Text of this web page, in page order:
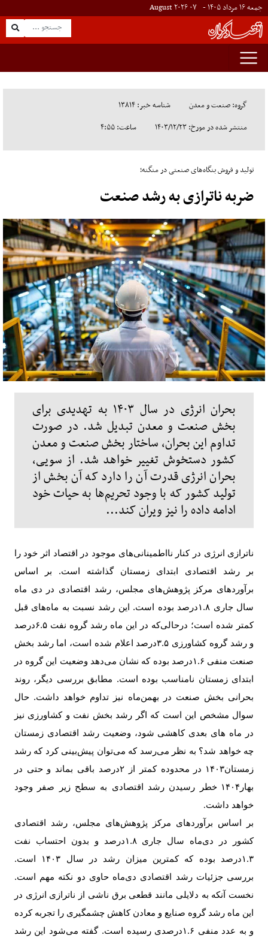
جمعه ۱۶ مرداد ۱۴۰۵ - ۰۷۲۰۲۶
گروه: صنعت و معدن
شناسه خبر: ۱۳۸۱۴
منتشر شده در مورخ: ۱۴۰۳/۱۲/۲۳
ساعت: ۴:۵۵
تولید و فروش بنگاه‌های صنعتی در منگنه؛
ضربه ناترازی به رشد صنعت
بحران انرژی در سال ۱۴۰۳ به تهدیدی برای
بخش صنعت و معدن تبدیل شد. در صورت
تداوم این بحران، ساختار بخش صنعت و معدن
کشور دستخوش تغییر خواهد شد. از سویی،
بحران انرژی قدرت آن را دارد که آن بخش از
تولید کشور که با وجود تحریم‌ها به حیات خود
ادامه داده را نیز ویران کند...
ناترازی انرژی در کنار نااطمینانی‌های موجود در اقتصاد اثر خود را
بر رشد اقتصادی ابتدای زمستان گذاشته است. بر اساس
برآوردهای مرکز پژوهش‌های مجلس، رشد اقتصادی در دی ماه
سال جاری ۱.۸درصد بوده است. این رشد نسبت به ماه‌های قبل
کمتر شده است؛ درحالی‌که در این ماه رشد گروه نفت۶.۵درصد
و رشد گروه کشاورزی ۳.۵درصد اعلام شده است، اما رشد بخش
صنعت منفی ۱.۶درصد بوده که نشان می‌دهد وضعیت این گروه در
ابتدای زمستان نامناسب بوده است. مطابق بررسی دیگر، روند
بحرانی بخش صنعت در بهمن‌ماه نیز تداوم خواهد داشت. حال
سوال مشخص این است که اگر رشد بخش نفت و کشاورزی نیز
در ماه های بعدی کاهشی شود، وضعیت رشد اقتصادی زمستان
چه خواهد شد؟ به نظر می‌رسد که می‌توان پیش‌بینی کرد که رشد
زمستان۱۴۰۳ در محدوده کمتر از ۲درصد باقی بماند و حتی در
بهار ۱۴۰۴ خطر رسیدن رشد اقتصادی به سطح زیر صفر وجود
خواهد داشت.
بر اساس برآورد‌های مرکز پژوهش‌های مجلس، رشد اقتصادی
کشور در دی‌ماه سال جاری ۱.۸درصد و بدون احتساب نفت
۱.۳درصد بوده که کمترین میزان رشد در سال ۱۴۰۳ است.
بررسی جزئیات رشد اقتصادی دی‌ماه حاوی دو نکته مهم است.
نخست آنکه به دلایلی مانند قطعی برق ناشی از ناترازی انرژی در
این ماه رشد گروه صنایع و معادن کاهش چشمگیری را تجربه کرده
و به عدد منفی ۱.۶درصدی رسیده است. گفته می‌شود این رشد